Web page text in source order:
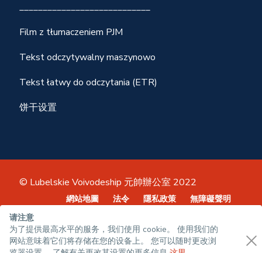
____________________________
Film z tłumaczeniem PJM
Tekst odczytywalny maszynowo
Tekst łatwy do odczytania (ETR)
饼干设置
© Lubelskie Voivodeship 元帥辦公室 2022
網站地圖 法令 隱私政策 無障礙聲明
请注意
为了提供最高水平的服务，我们使用 cookie。 使用我们的
网站意味着它们将存储在您的设备上。 您可以随时更改浏